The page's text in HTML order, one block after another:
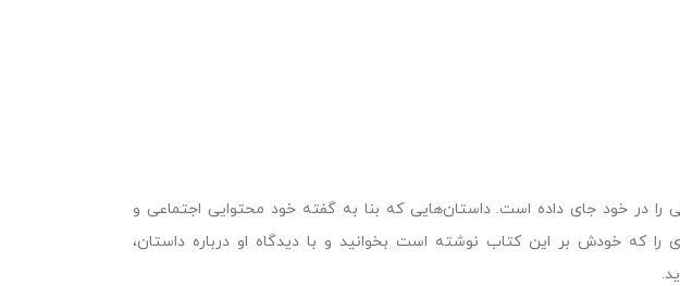
را در خود جای داده است. داستان‌هایی که بنا به گفته خود محتوایی اجتماعی و
را که خودش بر این کتاب نوشته است بخوانید و با دیدگاه او درباره داستان،